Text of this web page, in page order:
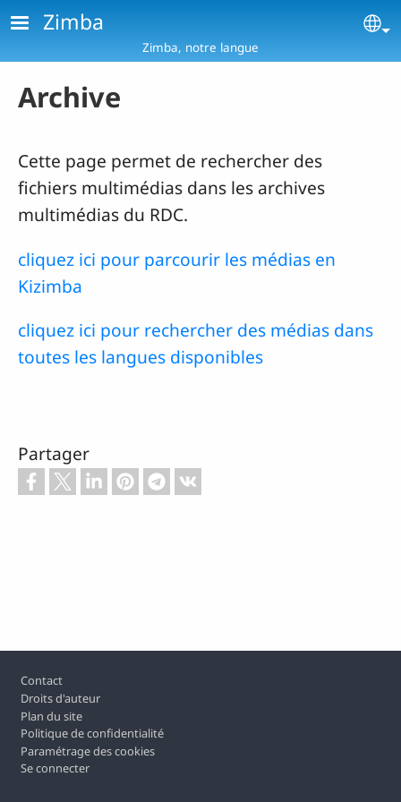
Aller au contenu principal
Zimba
Zimba, notre langue
Archive
Cette page permet de rechercher des
fichiers multimédias dans les archives
multimédias du RDC.
cliquez ici pour parcourir les médias en
Kizimba
cliquez ici pour rechercher des médias dans
toutes les langues disponibles
Partager
Footer
Contact
Droits d'auteur
Plan du site
Politique de confidentialité
Paramétrage des cookies
Se connecter